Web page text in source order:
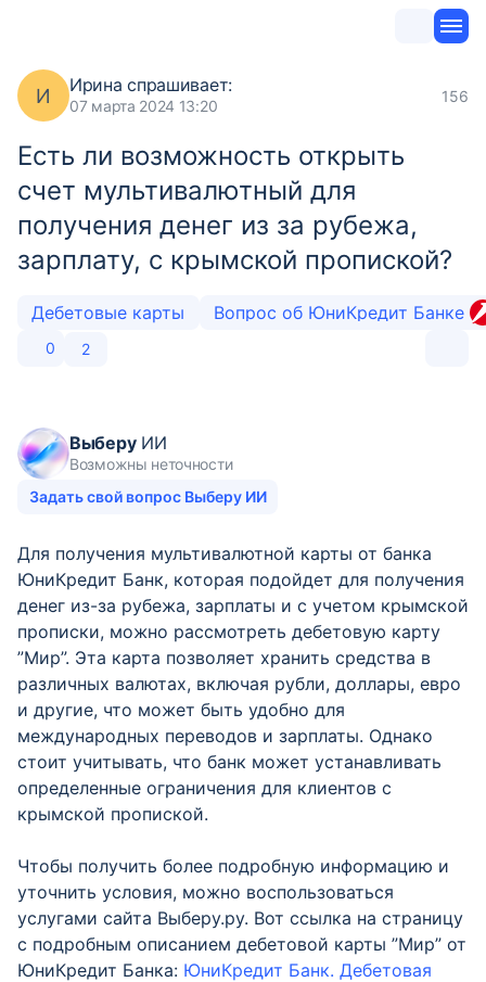
И Ирина спрашивает:
07 марта 2024 13:20
156
Есть ли возможность открыть
счет мультивалютный для
получения денег из за рубежа,
зарплату, с крымской пропиской?
Дебетовые карты Вопрос об ЮниКредит Банке
0 2
ВыберуИИ
Возможны неточности
Задать свой вопрос Выберу ИИ
Для получения мультивалютной карты от банка
ЮниКредит Банк, которая подойдет для получения
денег из-за рубежа, зарплаты и с учетом крымской
прописки, можно рассмотреть дебетовую карту
”Мир”. Эта карта позволяет хранить средства в
различных валютах, включая рубли, доллары, евро
и другие, что может быть удобно для
международных переводов и зарплаты. Однако
стоит учитывать, что банк может устанавливать
определенные ограничения для клиентов с
крымской пропиской.
Чтобы получить более подробную информацию и
уточнить условия, можно воспользоваться
услугами сайта Выберу.ру. Вот ссылка на страницу
с подробным описанием дебетовой карты ”Мир” от
ЮниКредит Банка: ЮниКредит Банк. Дебетовая